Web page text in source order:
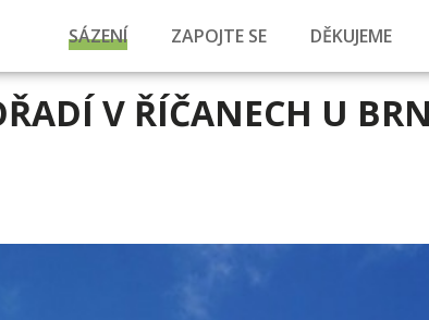
SÁZENÍ ZAPOJTE SE DĚKUJEME
V ŘÍČANECH U